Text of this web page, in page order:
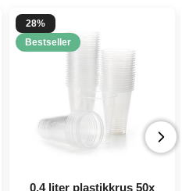
28%
Bestseller
0,4 liter plastikkrus 50x